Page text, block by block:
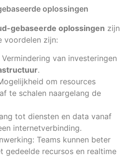
oplossingen
gebaseerde oplossingen zijn
voordelen zijn:
van investeringen
.
om resources
te schalen naargelang de
tot diensten en data vanaf
internetverbinding.
Teams kunnen beter
gedeelde recursos en realtime